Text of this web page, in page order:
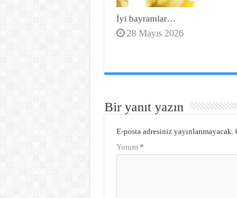
İyi bayramlar…
28 Mayıs 2026
Bir yanıt yazın
E-posta adresiniz yayınlanmayacak.
Yorum *